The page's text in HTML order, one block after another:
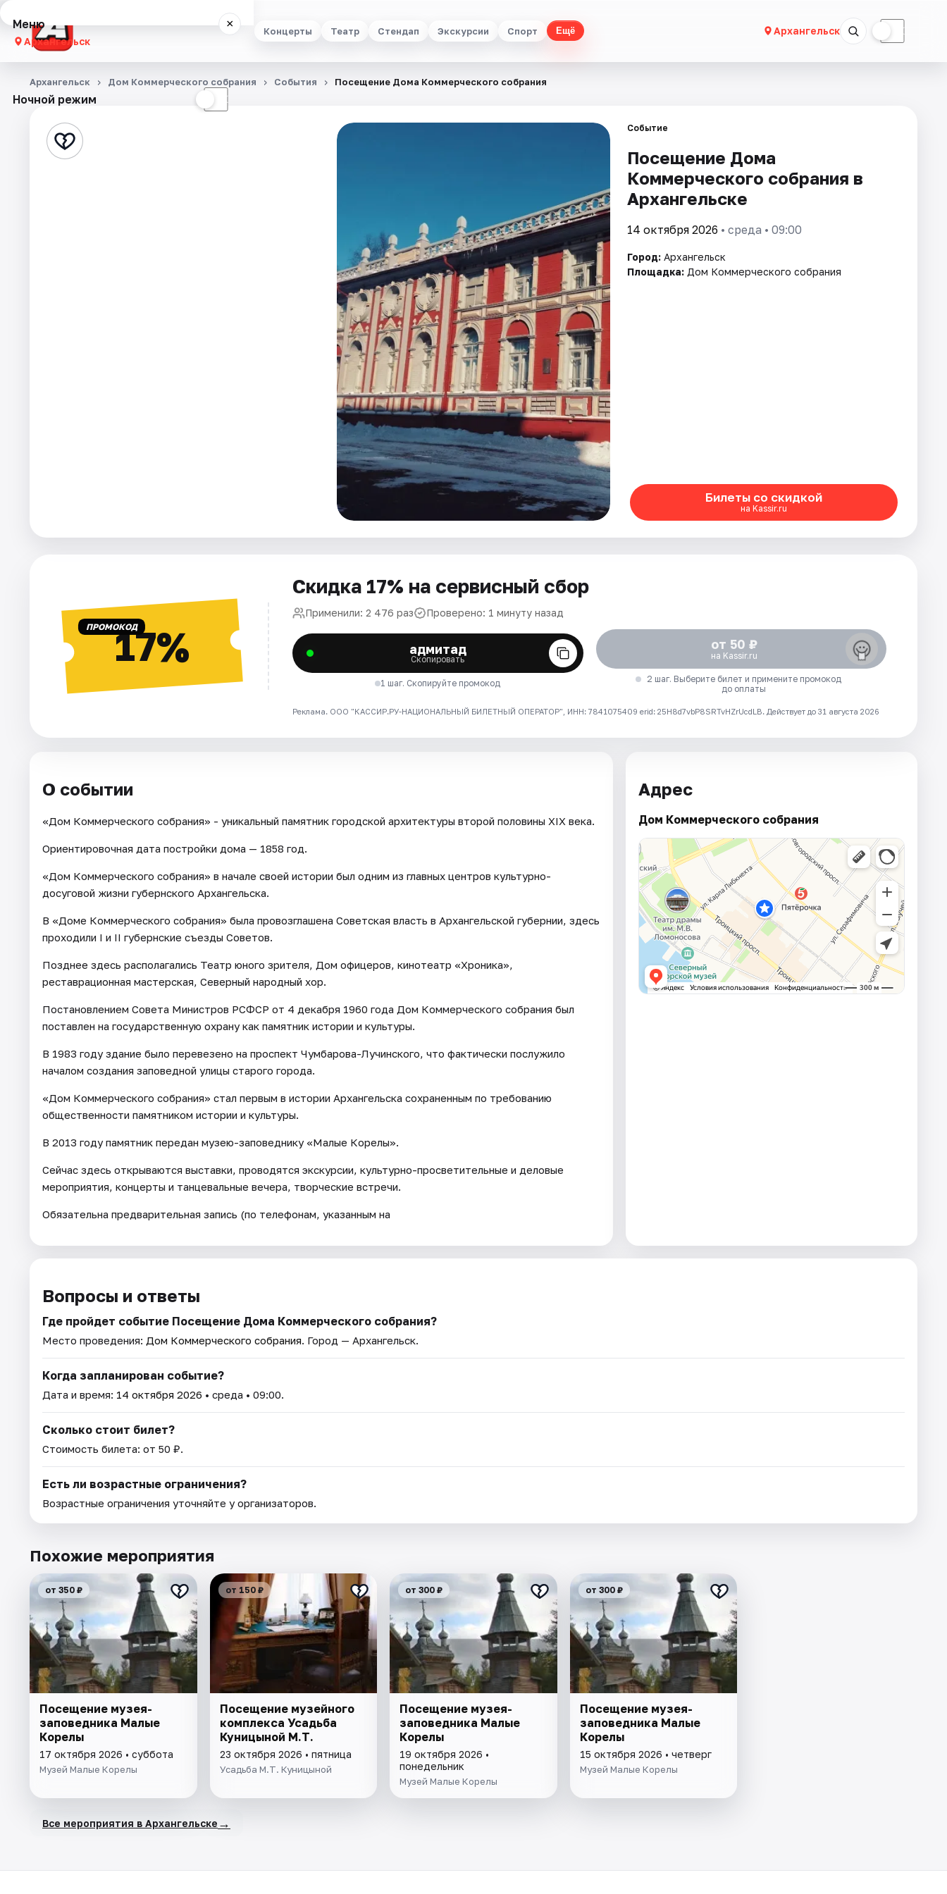
Концерты Театр Стендап Экскурсии Спорт Ещё Архангельск ☾
Меню ×
Архангельск
Концерты
Стендап
Ночной режим ☾
Архангельск Дом Коммерческого собрания События Посещение Дома Коммерческого собрания
Событие
Посещение Дома
Коммерческого собрания в
Архангельске
14 октября 2026 • среда • 09:00
Город: Архангельск
Площадка: Дом Коммерческого собрания
Билеты со скидкой
на Kassir.ru
ПРОМОКОД17%
Скидка 17% на сервисный сбор
Применили: 2 476 раз Проверено: 1 минуту назад
адмитад
Скопировать
1 шаг. Скопируйте промокод
от 50 ₽
на Kassir.ru
2 шаг. Выберите билет и примените промокод
до оплаты
Реклама. ООО "КАССИР.РУ-НАЦИОНАЛЬНЫЙ БИЛЕТНЫЙ ОПЕРАТОР", ИНН: 7841075409 erid: 25H8d7vbP8SRTvHZrUcdLB. Действует до 31 августа 2026
О событии
«Дом Коммерческого собрания» - уникальный памятник городской архитектуры второй половины XIX века.
Ориентировочная дата постройки дома — 1858 год.
«Дом Коммерческого собрания» в начале своей истории был одним из главных центров культурно-
досуговой жизни губернского Архангельска.
В «Доме Коммерческого собрания» была провозглашена Советская власть в Архангельской губернии, здесь
проходили I и II губернские съезды Советов.
Позднее здесь располагались Театр юного зрителя, Дом офицеров, кинотеатр «Хроника»,
реставрационная мастерская, Северный народный хор.
Постановлением Совета Министров РСФСР от 4 декабря 1960 года Дом Коммерческого собрания был
поставлен на государственную охрану как памятник истории и культуры.
В 1983 году здание было перевезено на проспект Чумбарова-Лучинского, что фактически послужило
началом создания заповедной улицы старого города.
«Дом Коммерческого собрания» стал первым в истории Архангельска сохраненным по требованию
общественности памятником истории и культуры.
В 2013 году памятник передан музею-заповеднику «Малые Корелы».
Сейчас здесь открываются выставки, проводятся экскурсии, культурно-просветительные и деловые
мероприятия, концерты и танцевальные вечера, творческие встречи.
Обязательна предварительная запись (по телефонам, указанным на
Адрес
Дом Коммерческого собрания
Вопросы и ответы
Где пройдет событие Посещение Дома Коммерческого собрания?
Место проведения: Дом Коммерческого собрания. Город — Архангельск.
Когда запланирован событие?
Дата и время: 14 октября 2026 • среда • 09:00.
Сколько стоит билет?
Стоимость билета: от 50 ₽.
Есть ли возрастные ограничения?
Возрастные ограничения уточняйте у организаторов.
Похожие мероприятия
от 350 ₽
Посещение музея-
заповедника Малые
Корелы
17 октября 2026 • суббота
Музей Малые Корелы
от 150 ₽
Посещение музейного
комплекса Усадьба
Куницыной М.Т.
23 октября 2026 • пятница
Усадьба М.Т. Куницыной
от 300 ₽
Посещение музея-
заповедника Малые
Корелы
19 октября 2026 •
понедельник
Музей Малые Корелы
от 300 ₽
Посещение музея-
заповедника Малые
Корелы
15 октября 2026 • четверг
Музей Малые Корелы
Все мероприятия в Архангельске →